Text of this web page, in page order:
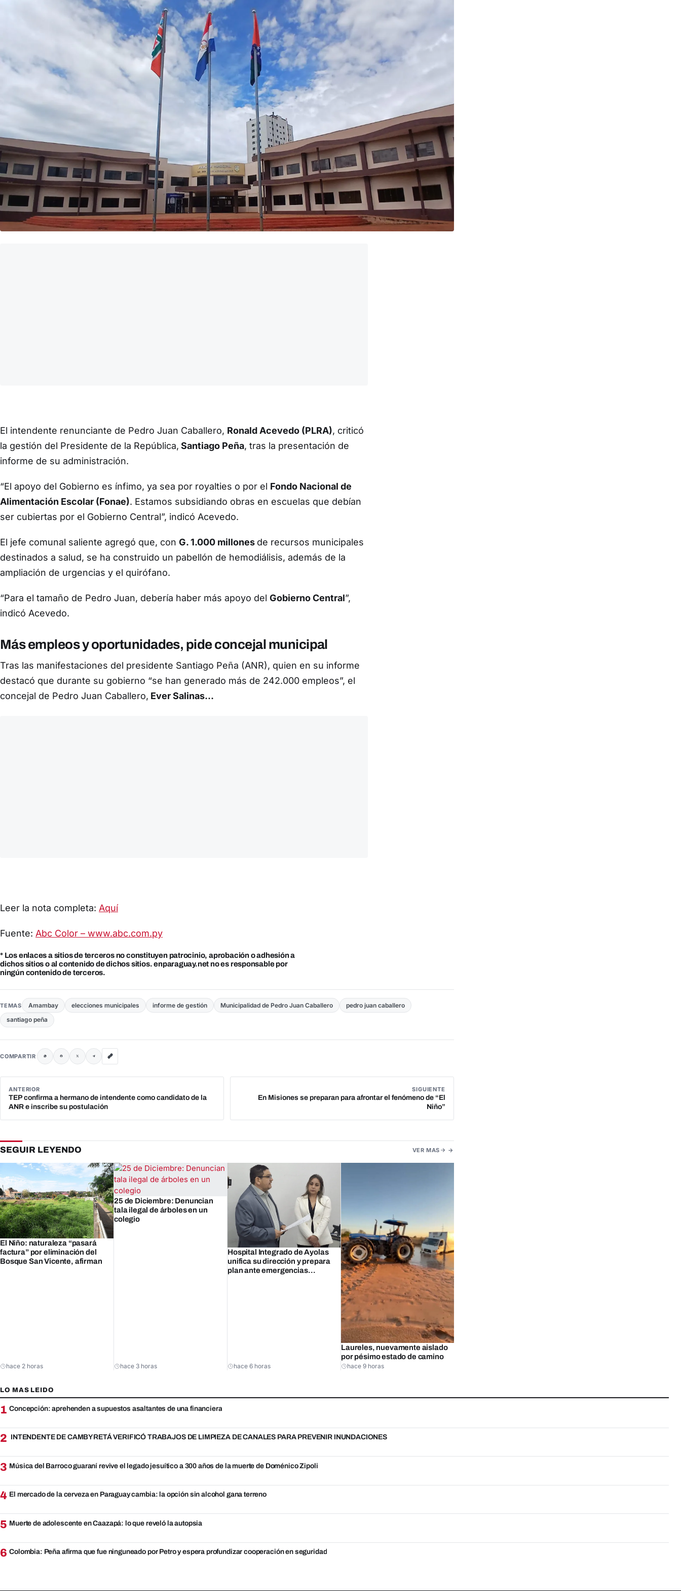
El intendente renunciante de Pedro Juan Caballero, Ronald Acevedo (PLRA), criticó
la gestión del Presidente de la República, Santiago Peña, tras la presentación de
informe de su administración.
“El apoyo del Gobierno es ínfimo, ya sea por royalties o por el Fondo Nacional de
Alimentación Escolar (Fonae). Estamos subsidiando obras en escuelas que debían
ser cubiertas por el Gobierno Central”, indicó Acevedo.
El jefe comunal saliente agregó que, con G. 1.000 millones de recursos municipales
destinados a salud, se ha construido un pabellón de hemodiálisis, además de la
ampliación de urgencias y el quirófano.
“Para el tamaño de Pedro Juan, debería haber más apoyo del Gobierno Central”,
indicó Acevedo.
Más empleos y oportunidades, pide concejal municipal
Tras las manifestaciones del presidente Santiago Peña (ANR), quien en su informe
destacó que durante su gobierno “se han generado más de 242.000 empleos”, el
concejal de Pedro Juan Caballero, Ever Salinas…
Leer la nota completa: Aquí
Fuente: Abc Color – www.abc.com.py
* Los enlaces a sitios de terceros no constituyen patrocinio, aprobación o adhesión a
dichos sitios o al contenido de dichos sitios. enparaguay.net no es responsable por
ningún contenido de terceros.
TEMAS Amambay elecciones municipales informe de gestión Municipalidad de Pedro Juan Caballero
pedro juan caballero
santiago peña
COMPARTIR
ANTERIOR
TEP confirma a hermano de intendente como candidato de la
ANR e inscribe su postulación
SIGUIENTE
En Misiones se preparan para afrontar el fenómeno de “El
Niño”
SEGUIR LEYENDO VER MAS
El Niño: naturaleza “pasará
factura” por eliminación del
Bosque San Vicente, afirman
hace 2 horas
25 de Diciembre: Denuncian
tala ilegal de árboles en un
colegio
hace 3 horas
Hospital Integrado de Ayolas
unifica su dirección y prepara
plan ante emergencias
hace 6 horas
Laureles, nuevamente aislado
por pésimo estado de camino
hace 9 horas
LO MAS LEIDO
1 Concepción: aprehenden a supuestos asaltantes de una financiera
2 INTENDENTE DE CAMBYRETÁ VERIFICÓ TRABAJOS DE LIMPIEZA DE CANALES PARA PREVENIR INUNDACIONES
3 Música del Barroco guaraní revive el legado jesuítico a 300 años de la muerte de Doménico Zipoli
4 El mercado de la cerveza en Paraguay cambia: la opción sin alcohol gana terreno
5 Muerte de adolescente en Caazapá: lo que reveló la autopsia
6 Colombia: Peña afirma que fue ninguneado por Petro y espera profundizar cooperación en seguridad